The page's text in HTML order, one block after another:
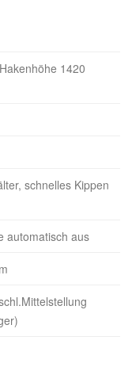
1420
schnelles Kippen
automatisch aus